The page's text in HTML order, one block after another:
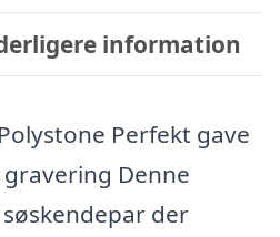
information
Perfekt gave
Denne
der